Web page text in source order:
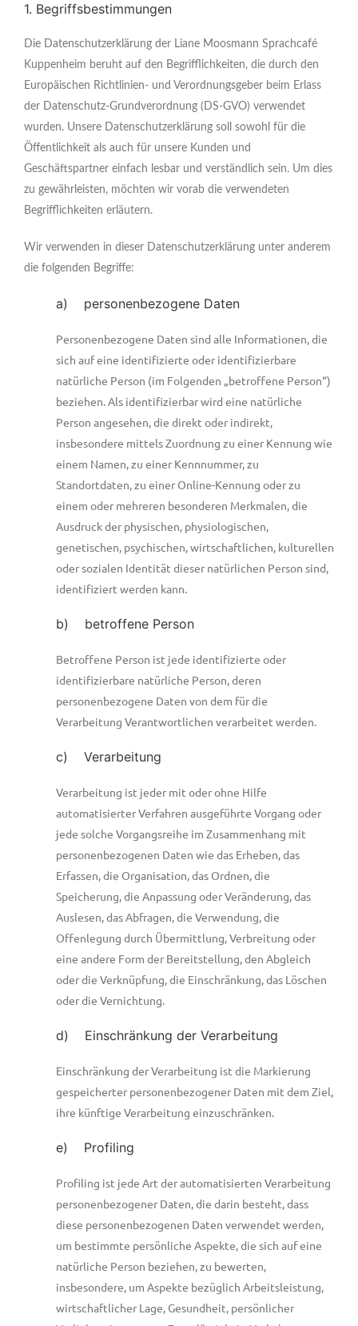
1. Begriffsbestimmungen
Die Datenschutzerklärung der Liane Moosmann Sprachcafé
Kuppenheim beruht auf den Begrifflichkeiten, die durch den
Europäischen Richtlinien- und Verordnungsgeber beim Erlass
der Datenschutz-Grundverordnung (DS-GVO) verwendet
wurden. Unsere Datenschutzerklärung soll sowohl für die
Öffentlichkeit als auch für unsere Kunden und
Geschäftspartner einfach lesbar und verständlich sein. Um dies
zu gewährleisten, möchten wir vorab die verwendeten
Begrifflichkeiten erläutern.
Wir verwenden in dieser Datenschutzerklärung unter anderem
die folgenden Begriffe:
a) personenbezogene Daten
Personenbezogene Daten sind alle Informationen, die
sich auf eine identifizierte oder identifizierbare
natürliche Person (im Folgenden „betroffene Person“)
beziehen. Als identifizierbar wird eine natürliche
Person angesehen, die direkt oder indirekt,
insbesondere mittels Zuordnung zu einer Kennung wie
einem Namen, zu einer Kennnummer, zu
Standortdaten, zu einer Online-Kennung oder zu
einem oder mehreren besonderen Merkmalen, die
Ausdruck der physischen, physiologischen,
genetischen, psychischen, wirtschaftlichen, kulturellen
oder sozialen Identität dieser natürlichen Person sind,
identifiziert werden kann.
b) betroffene Person
Betroffene Person ist jede identifizierte oder
identifizierbare natürliche Person, deren
personenbezogene Daten von dem für die
Verarbeitung Verantwortlichen verarbeitet werden.
c) Verarbeitung
Verarbeitung ist jeder mit oder ohne Hilfe
automatisierter Verfahren ausgeführte Vorgang oder
jede solche Vorgangsreihe im Zusammenhang mit
personenbezogenen Daten wie das Erheben, das
Erfassen, die Organisation, das Ordnen, die
Speicherung, die Anpassung oder Veränderung, das
Auslesen, das Abfragen, die Verwendung, die
Offenlegung durch Übermittlung, Verbreitung oder
eine andere Form der Bereitstellung, den Abgleich
oder die Verknüpfung, die Einschränkung, das Löschen
oder die Vernichtung.
d) Einschränkung der Verarbeitung
Einschränkung der Verarbeitung ist die Markierung
gespeicherter personenbezogener Daten mit dem Ziel,
ihre künftige Verarbeitung einzuschränken.
e) Profiling
Profiling ist jede Art der automatisierten Verarbeitung
personenbezogener Daten, die darin besteht, dass
diese personenbezogenen Daten verwendet werden,
um bestimmte persönliche Aspekte, die sich auf eine
natürliche Person beziehen, zu bewerten,
insbesondere, um Aspekte bezüglich Arbeitsleistung,
wirtschaftlicher Lage, Gesundheit, persönlicher